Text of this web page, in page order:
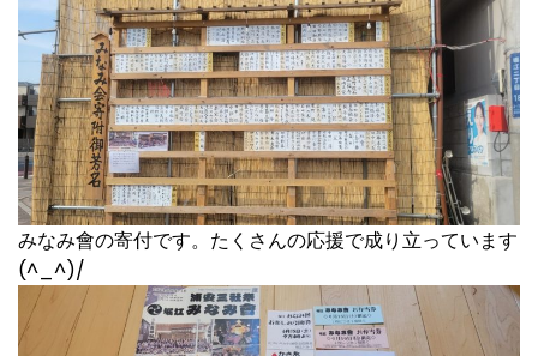
みなみ會の寄付です。たくさんの応援で成り立っています
(^_^)/